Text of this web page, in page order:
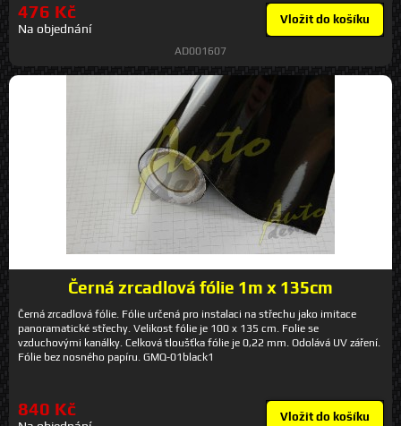
476 Kč
Na objednání
Vložit do košíku
AD001607
Černá zrcadlová fólie 1m x 135cm
Černá zrcadlová fólie. Fólie určená pro instalaci na střechu jako imitace
panoramatické střechy. Velikost fólie je 100 x 135 cm. Folie se
vzduchovými kanálky. Celková tloušťka fólie je 0,22 mm. Odolává UV záření.
Fólie bez nosného papíru. GMQ-01black1
840 Kč Vložit do košíku